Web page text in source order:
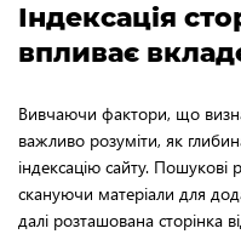
Індексація
впливає
Вивчаючи фактори, що
важливо розуміти, як
індексацію сайту. Пошукові
скануючи матеріали для
далі розташована сторінка